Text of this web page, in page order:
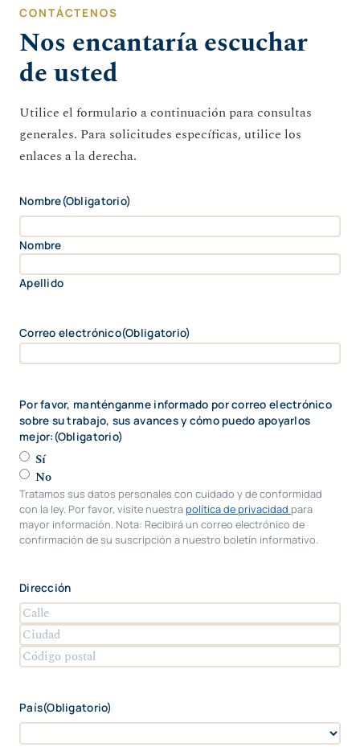
CONTÁCTENOS
Nos encantaría escuchar
de usted
Utilice el formulario a continuación para consultas
generales. Para solicitudes específicas, utilice los
enlaces a la derecha.
Nombre(Obligatorio)
Nombre
Apellido
Correo electrónico(Obligatorio)
Por favor, manténganme informado por correo electrónico
sobre su trabajo, sus avances y cómo puedo apoyarlos
mejor: (Obligatorio)
Sí
No
Tratamos sus datos personales con cuidado y de conformidad
con la ley. Por favor, visite nuestrapolítica de privacidad para
mayor información. Nota: Recibirá un correo electrónico de
confirmación de su suscripción a nuestro boletín informativo.
Dirección
C
a
l
C
i
d
P
/
C
País(Obligatorio)